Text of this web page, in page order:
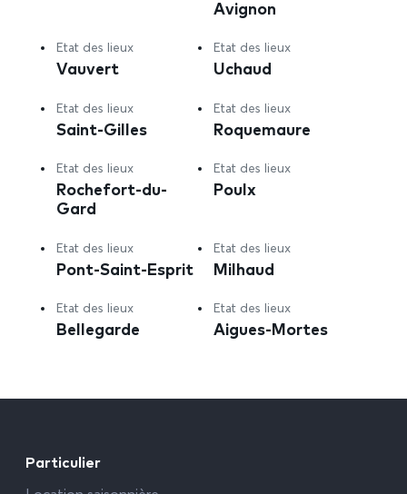
Avignon
Etat des lieux
Vauvert
Etat des lieux
Uchaud
Etat des lieux
Saint-Gilles
Etat des lieux
Roquemaure
Etat des lieux
Rochefort-du-
Gard
Etat des lieux
Poulx
Etat des lieux
Pont-Saint-Esprit
Etat des lieux
Milhaud
Etat des lieux
Bellegarde
Etat des lieux
Aigues-Mortes
Particulier